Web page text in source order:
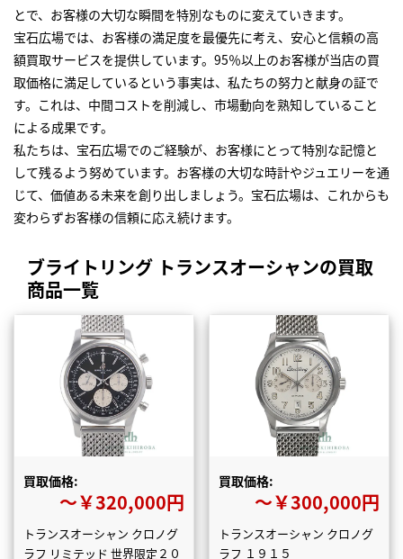
とで、お客様の大切な瞬間を特別なものに変えていきます。
宝石広場では、お客様の満足度を最優先に考え、安心と信頼の高
額買取サービスを提供しています。95％以上のお客様が当店の買
取価格に満足しているという事実は、私たちの努力と献身の証で
す。これは、中間コストを削減し、市場動向を熟知していること
による成果です。
私たちは、宝石広場でのご経験が、お客様にとって特別な記憶と
して残るよう努めています。お客様の大切な時計やジュエリーを通
じて、価値ある未来を創り出しましょう。宝石広場は、これからも
変わらずお客様の信頼に応え続けます。
ブライトリング トランスオーシャンの買取
商品一覧
買取価格:
〜￥320,000円
トランスオーシャン クロノグ
ラフ リミテッド 世界限定２０
買取価格:
〜￥300,000円
トランスオーシャン クロノグ
ラフ １９１５